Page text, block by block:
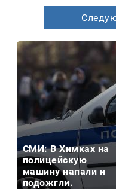
СМИ: В Химках на
полицейскую
машину напали и
подожгли.